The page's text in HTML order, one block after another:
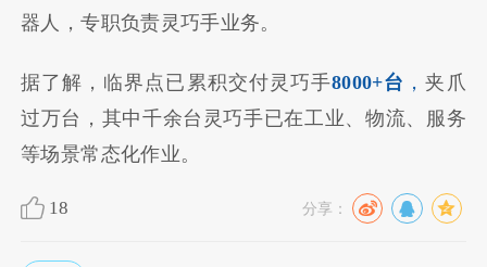
器人，专职负责灵巧手业务。
据了解，临界点已累积交付灵巧手8000+台 ，夹爪
过万台，其中千余台灵巧手已在工业、物流、服务
等场景常态化作业。
18 分享：